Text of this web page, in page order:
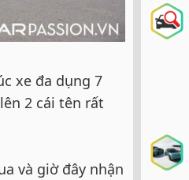
xe đa dụng 7
2 cái tên rất
và giờ đây nhận